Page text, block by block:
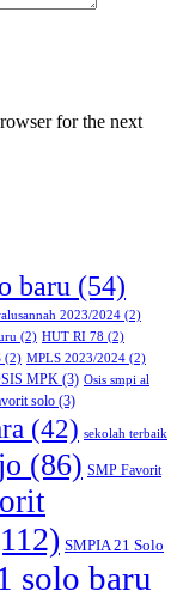
for the next
baru (54)
2023/2024 (2)
(2) HUT RI 78 (2)
(2) MPLS 2023/2024 (2)
MPK (3) Osis smpi al
solo (3)
(42) sekolah terbaik
(86) SMP Favorit
SMPIA 21 Solo
solo baru